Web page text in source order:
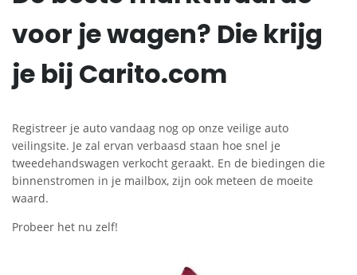
voor je wagen? Die krijg
je bij Carito.com
Registreer je auto vandaag nog op onze veilige auto
veilingsite. Je zal ervan verbaasd staan hoe snel je
tweedehandswagen verkocht geraakt. En de biedingen die
binnenstromen in je mailbox, zijn ook meteen de moeite
waard.
Probeer het nu zelf!